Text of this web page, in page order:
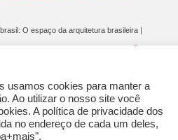
O espaço da arquitetura brasileira |
PUBLICAÇÃO (CGP
usamos cookies para manter a
Ao utilizar o nosso site você
A política de privacidade dos
no endereço de cada um deles,